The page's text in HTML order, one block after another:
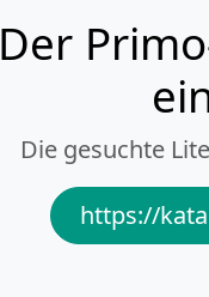
Der
Die gesuchte
https://